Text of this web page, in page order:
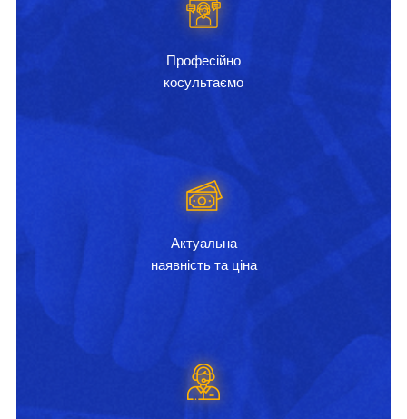
Професійно
косультаємо
Актуальна
наявність та ціна